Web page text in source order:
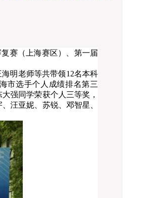
赛（上海赛区）、第一届
明老师等共带领12名本科
市选手个人成绩排名第三
强同学荣获个人三等奖，
汪亚妮、苏锐、邓智星、